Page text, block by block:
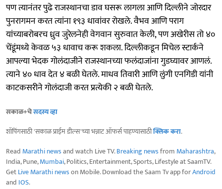
पण त्यानंतर पुढे राजस्थानचा डाव घसरू लागला आणि दिल्लीने जोरदार
पुनरागमन करत त्यांना १९३ धावांवर रोखले. वैभव आणि पराग
यांच्याबरोबरच ध्रुव जुरेलनेही वेगवान सुरुवात केली, पण अखेरीस तो ४०
चेंडूंमध्ये केवळ ५३ धावाच करू शकला. दिल्लीकडून मिचेल स्टार्कने
आपल्या भेदक गोलंदाजीने राजस्थानच्या फलंदाजांना गुडघ्यावर आणलं.
त्याने ४० धाव देत ४ बळी घेतले. माधव तिवारी आणि लुंगी एनगिडी यांनी
काटकसरीने गोलंदाजी करत प्रत्येकी २ बळी घेतले.
सकाळ+चेसदस्य व्हा
शॉपिंगसाठी 'सकाळ प्राईम डील्स'च्या भन्नाट ऑफर्स पाहण्यासाठीक्लिक करा.
Read Marathi newsand watch Live TV.Breaking newsfrom Maharashtra,
India, Pune,Mumbai, Politics, Entertainment, Sports, Lifestyle at SaamTV.
GetLive Marathi newson Mobile. Download the Saam Tv app forAndroid
and IOS.